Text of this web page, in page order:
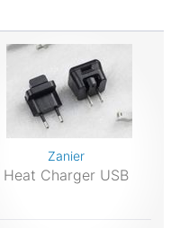
Zanier
Heat Charger USB